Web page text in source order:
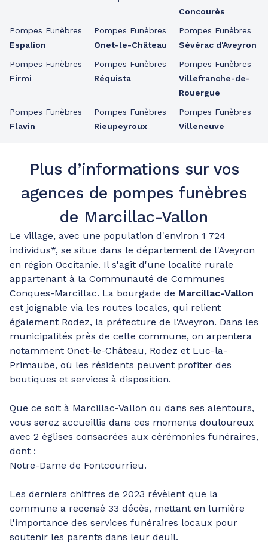
Pompes Funèbres
Espalion
Pompes Funèbres
Firmi
Pompes Funèbres
Flavin
Pompes Funèbres
Onet-le-Château
Pompes Funèbres
Réquista
Pompes Funèbres
Rieupeyroux
Concourès
Pompes Funèbres
Sévérac d'Aveyron
Pompes Funèbres
Villefranche-de-
Rouergue
Pompes Funèbres
Villeneuve
Plus d’informations sur vos
agences de pompes funèbres
de Marcillac-Vallon
Le village, avec une population d'environ 1 724
individus*, se situe dans le département de l'Aveyron
en région Occitanie. Il s'agit d'une localité rurale
appartenant à la Communauté de Communes
Conques-Marcillac. La bourgade de Marcillac-Vallon
est joignable via les routes locales, qui relient
également Rodez, la préfecture de l'Aveyron. Dans les
municipalités près de cette commune, on arpentera
notamment Onet-le-Château, Rodez et Luc-la-
Primaube, où les résidents peuvent profiter des
boutiques et services à disposition.
Que ce soit à Marcillac-Vallon ou dans ses alentours,
vous serez accueillis dans ces moments douloureux
avec 2 églises consacrées aux cérémonies funéraires,
dont :
Notre-Dame de Fontcourrieu.
Les derniers chiffres de 2023 révèlent que la
commune a recensé 33 décès, mettant en lumière
l'importance des services funéraires locaux pour
soutenir les parents dans leur deuil.